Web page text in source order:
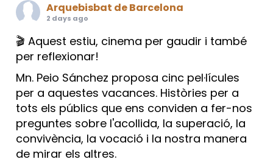
Arquebisbat de Barcelona
2 days ago
🎬 Aquest estiu, cinema per gaudir i també
per reflexionar!
Mn. Peio Sánchez proposa cinc pel·lícules
per a aquestes vacances. Històries per a
tots els públics que ens conviden a fer-nos
preguntes sobre l'acollida, la superació, la
convivència, la vocació i la nostra manera
de mirar els altres.